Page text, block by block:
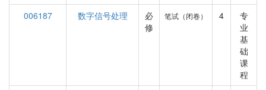
006187
数字信号处理
必
修
笔试（闭卷） 4
专
业
基
础
课
程